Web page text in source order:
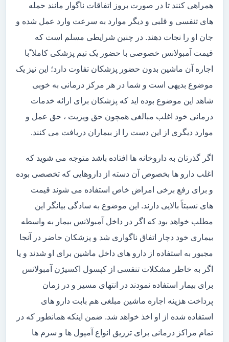
همراهی کنند تا در صورت بروز اتفاقات ناگوار مانند حمله
های تنفسی و قلبی و دیگر موارد به سرعت وارد عمل شده و
جان او را نجات دهند. در چنین شرایطی مسلم است که
قیمت آمبولانس خصوصی با حضور یک تیم پزشکی کاملا ًبا
اجاره آن ماشین بدون حضور پزشکان تفاوت دارد؛ این نیز یک
موضوع بدیهی است و شما در هر مرکز درمانی به خوبی
شاهد این موضوع بوده اید که پزشکان برای ارائه خدمات
درمانی خود اغلب مبالغی همچون حق ویزیت ، حق عمل و
موارد دیگری از این دست را از بیماران دریافت می کنند.
اگر گذرتان به داروخانه ها افتاده باشد متوجه می شوید که
اغلب دارو ها بخصوص آن دسته از داروهایی که تخصصی بوده
و برای رفع برخی امراض خاص استفاده می شوند قیمت
های نسبتاً بالایی دارند. این موضوع به سادگی بیانگر این
مطلب خواهد بود که اگر در داخل آمبولانس بیمار به واسطه
بیماری خود دچار اتفاق ناگواری شد و پزشکان حاضر در آنجا
مجبور به استفاده از دارو های داخل ماشین برای او شدند و یا
اگر به خاطر مشکلات تنفسی از کپسول اکسیژن آمبولانس
برای بیمار استفاده نمودند در انتهای مسیر و در زمان
پرداخت هزینه اجاره ماشین مبلغی هم بابت دارو های
استفاده شده از او اخذ خواهد شد. ضمن اینکه همانطور که در
تمام مراکز درمانی برای تزریق انواع آمپول ها و سرم ها